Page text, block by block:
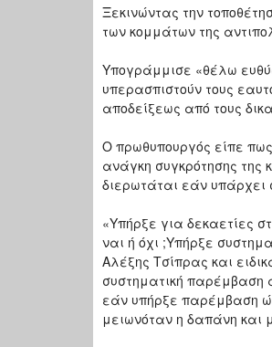
Ξεκινώντας την
των κομμάτων της
Υπογράμμισε «θέλω
υπερασπιστούν τους
αποδείξεως από τους
Ο πρωθυπουργός είπε
ανάγκη συγκρότησης της
διερωτάται εάν υπάρχει
«Υπήρξε για δεκαετίες
ναι ή όχι ;Υπήρξε
Αλέξης Τσίπρας και
συστηματική παρέμβαση
εάν υπήρξε παρέμβαση
μειωνόταν η δαπάνη και